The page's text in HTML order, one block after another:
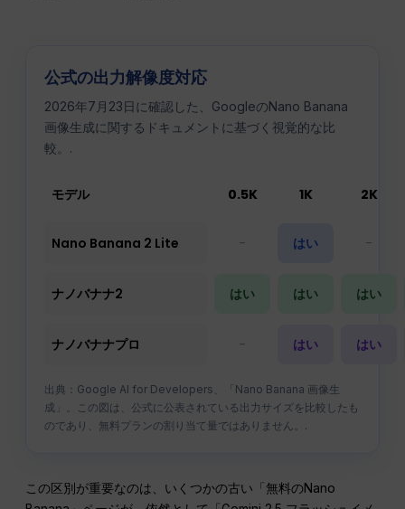
公式の出力解像度対応
2026年7月23日に確認した、GoogleのNano Banana
画像生成に関するドキュメントに基づく視覚的な比
較。.
モデル 0.5K 1K 2K
Nano Banana 2 Lite - はい -
ナノバナナ2 はい はい はい
ナノバナナプロ - はい はい
出典：Google AI for Developers、「Nano Banana 画像生
成」。この図は、公式に公表されている出力サイズを比較したも
のであり、無料プランの割り当て量ではありません。.
この区別が重要なのは、いくつかの古い「無料のNano